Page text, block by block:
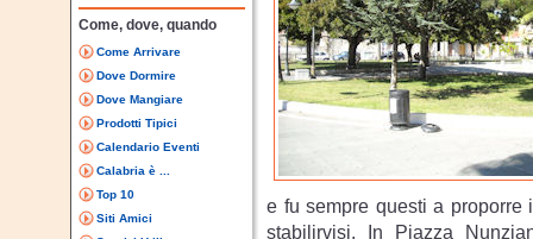
Come, dove, quando
Come Arrivare
Dove Dormire
Dove Mangiare
Prodotti Tipici
Calendario Eventi
Calabria è ...
Top 10
Siti Amici
e fu sempre questi a
stabilirvisi. In Piazza